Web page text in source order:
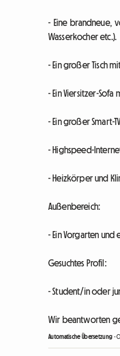
- Eine brandneue,
Wasserkocher etc.).
- Ein großer Tisch
- Ein Viersitzer-Sofa
- Ein großer Smart-
- Highspeed-
- Heizkörper und
Außenbereich:
- Ein Vorgarten
Gesuchtes Profil:
- Student/in oder
Wir beantworten
Automatische Übersetzung -